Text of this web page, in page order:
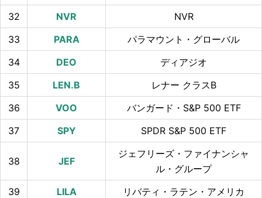
32
NVR
33
パラマウント・グローバル
34
ディアジオ
35
レナー クラスB
36
バンガード・S&P 500 ETF
37
SPDR S&P 500 ETF
38
ジェフリーズ・ファイナンシャ
ル・グループ
39
リバティ・ラテン・アメリカ